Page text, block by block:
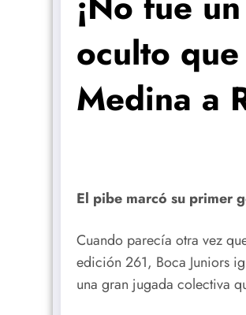
oculto
Medina a
El pibe marcó su primer
Cuando parecía otra vez
edición 261, Boca Juniors
una gran jugada colectiva